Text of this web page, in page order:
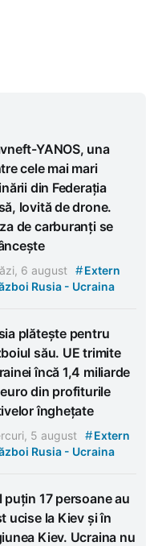
YANOS, una
cele mai mari
din Federația
lovită de drone.
de carburanți se
6 august #Extern
Rusia - Ucraina
plătește pentru
său. UE trimite
încă 1,4 miliarde
din profiturile
înghețate
5 august #Extern
Rusia - Ucraina
puțin 17 persoane au
ucise la Kiev și în
Kiev. Ucraina nu